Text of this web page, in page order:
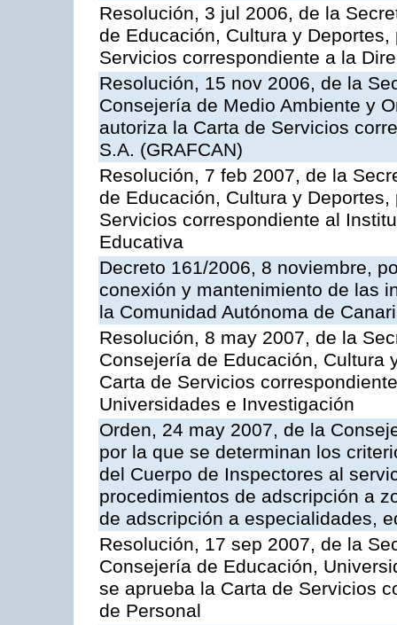
Resolución, 3 jul 2006, de la
de Educación, Cultura y
Servicios correspondiente a la
Resolución, 15 nov 2006, de la
Consejería de Medio Ambiente y
autoriza la Carta de Servicios
S.A. (GRAFCAN)
Resolución, 7 feb 2007, de la
de Educación, Cultura y
Servicios correspondiente al
Educativa
Decreto 161/2006, 8 noviembre,
conexión y mantenimiento de las
la Comunidad Autónoma de
Resolución, 8 may 2007, de la
Consejería de Educación, Cultura
Carta de Servicios
Universidades e Investigación
Orden, 24 may 2007, de la
por la que se determinan los
del Cuerpo de Inspectores al
procedimientos de adscripción a
de adscripción a especialidades,
Resolución, 17 sep 2007, de la
Consejería de Educación,
se aprueba la Carta de Servicios
de Personal